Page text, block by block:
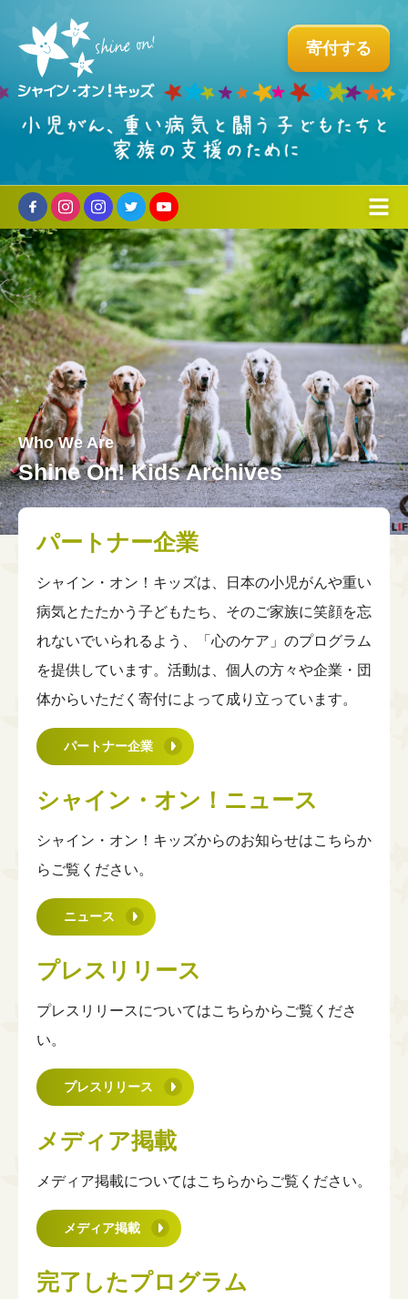
寄付する
組織について
ミッションとこれまでの歩み
↳タイラーについて
↳創立者からのメッセージ
パートナー企業のご紹介
理事会
チームメンバー
情報公開
アーカイブ
↳パートナー企業
↳プレスリリース
↳メディア掲載
↳完了したプログラム
プログラム
ホスピタル・ファシリティドッグ®︎
国内育成プログラム
ビーズ・オブ・カレッジ
↳ チーム・ビーズ・オブ・カレッジ
シャイン・オン！コミュニティ
シャイン・オン！コネクションズ
シャイン・オン！フレンズ
参加者の声
支える・参加する
個人の方へ
企業・団体・学校の方へ
小児がんや重い病気を経験したみなさんへ
お問い合わせ
English
Who We Are
Shine On! Kids Archives
パートナー企業
シャイン・オン！キッズは、日本の小児がんや重い
病気とたたかう子どもたち、そのご家族に笑顔を忘
れないでいられるよう、「心のケア」のプログラム
を提供しています。活動は、個人の方々や企業・団
体からいただく寄付によって成り立っています。
パートナー企業
シャイン・オン！ニュース
シャイン・オン！キッズからのお知らせはこちらか
らご覧ください。
ニュース
プレスリリース
プレスリリースについてはこちらからご覧くださ
い。
プレスリリース
メディア掲載
メディア掲載についてはこちらからご覧ください。
メディア掲載
完了したプログラム